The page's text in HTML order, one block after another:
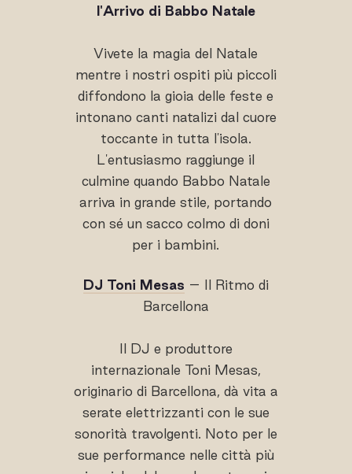
l'Arrivo di Babbo Natale
Vivete la magia del Natale
mentre i nostri ospiti più piccoli
diffondono la gioia delle feste e
intonano canti natalizi dal cuore
toccante in tutta l'isola.
L'entusiasmo raggiunge il
culmine quando Babbo Natale
arriva in grande stile, portando
con sé un sacco colmo di doni
per i bambini.
DJ Toni Mesas – Il Ritmo di
Barcellona
Il DJ e produttore
internazionale Toni Mesas,
originario di Barcellona, dà vita a
serate elettrizzanti con le sue
sonorità travolgenti. Noto per le
sue performance nelle città più